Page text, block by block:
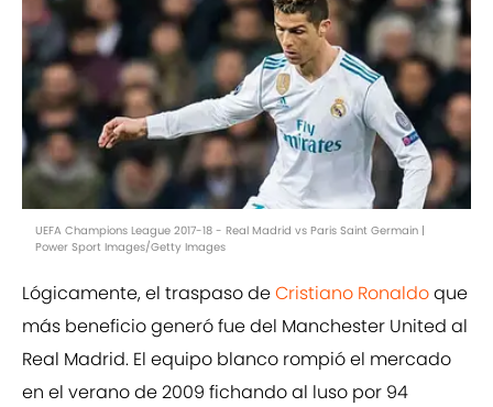
UEFA Champions League 2017-18 - Real Madrid vs Paris Saint Germain |
Power Sport Images/Getty Images
Lógicamente, el traspaso deCristiano Ronaldoque
más beneficio generó fue del Manchester United al
Real Madrid. El equipo blanco rompió el mercado
en el verano de 2009 fichando al luso por 94